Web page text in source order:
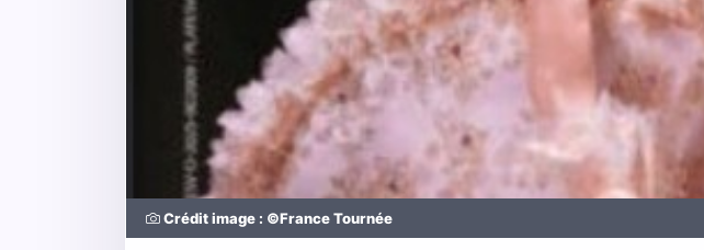
Crédit image : ©France Tournée